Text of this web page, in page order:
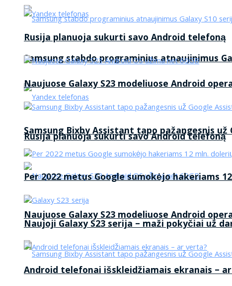
Samsung stabdo programinius atnaujinimus
Rusija planuoja sukurti savo Android telefoną
Naujuose Galaxy S23 modeliuose Android
Rusija planuoja sukurti savo Android telefoną
Naujuose Galaxy S23 modeliuose Android
Samsung Bixby Assistant tapo pažangesnis už
Per 2022 metus Google sumokėjo hakeriams
Naujoji Galaxy S23 serija – maži pokyčiai už
Android telefonai išskleidžiamais ekranais –